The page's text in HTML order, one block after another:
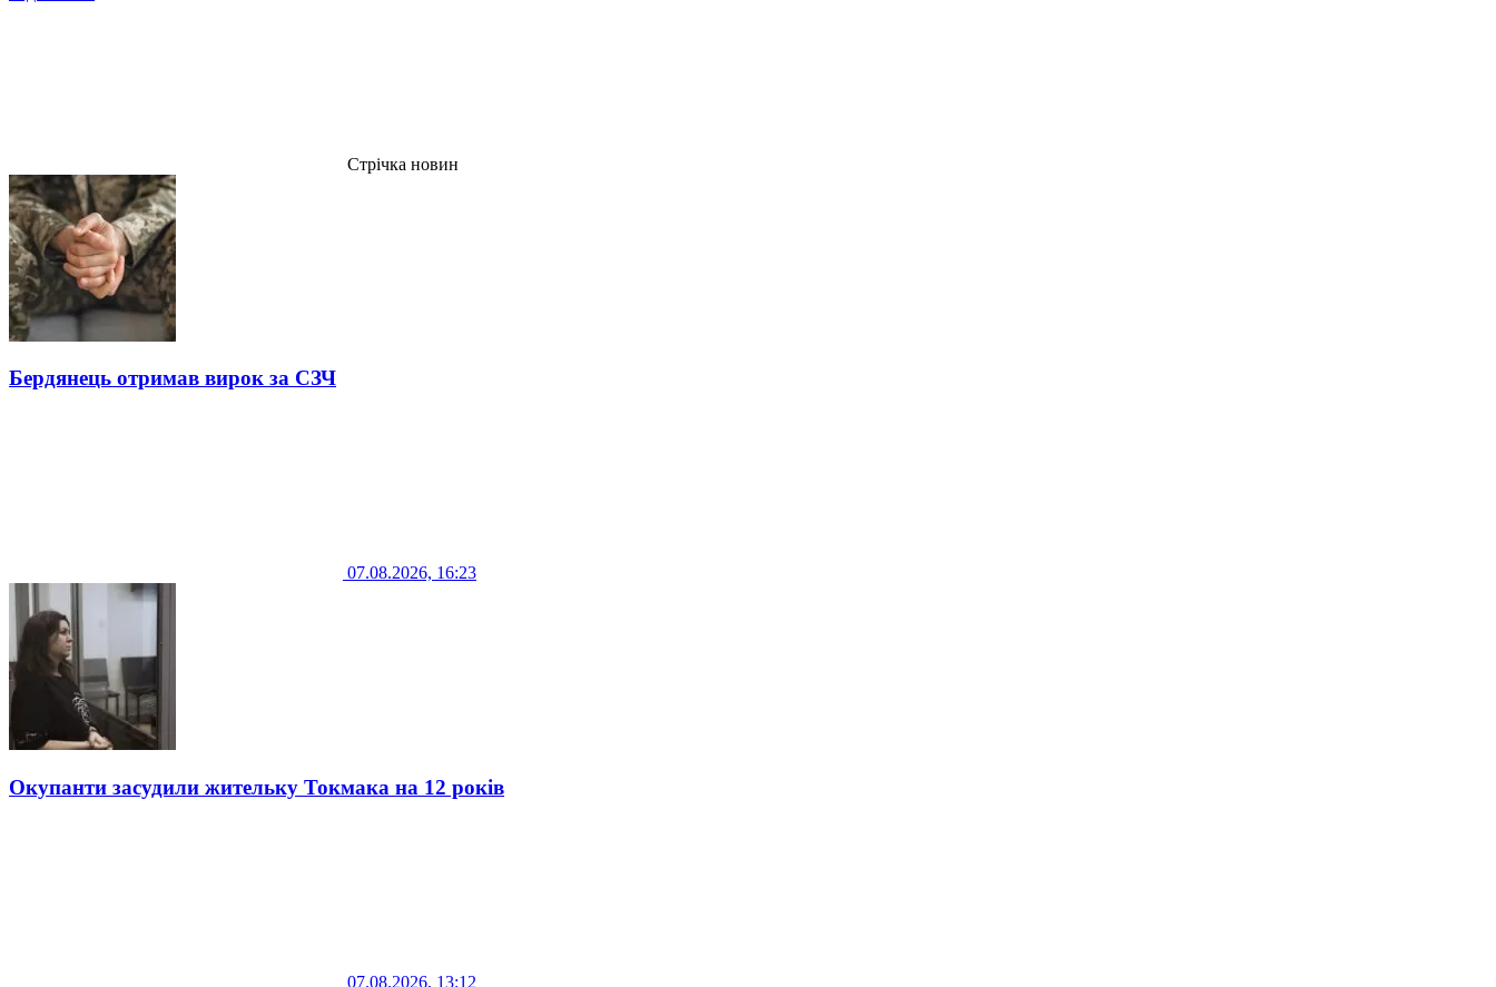
Стрічка новин
Бердянець отримав вирок за СЗЧ
07.08.2026, 16:23
Окупанти засудили жительку Токмака на 12 років
07.08.2026, 13:12